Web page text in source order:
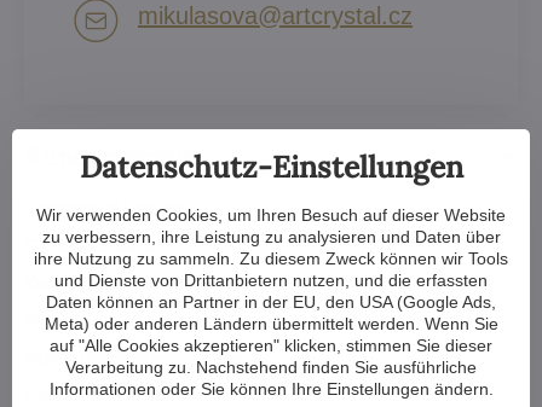
Kundenservice
Kostenloser Versand
Garantie 5 Jahre
Kundenfeedback
Fragen - FAQ
AGB - Handelsbedingungen
Datenschutz - GDPR
mikulasova​@artcrystal​.cz
Datenschutz-Einstellungen
Wir verwenden Cookies, um Ihren Besuch auf dieser Website
zu verbessern, ihre Leistung zu analysieren und Daten über
ihre Nutzung zu sammeln. Zu diesem Zweck können wir Tools
und Dienste von Drittanbietern nutzen, und die erfassten
Daten können an Partner in der EU, den USA (Google Ads,
Meta) oder anderen Ländern übermittelt werden. Wenn Sie
auf "Alle Cookies akzeptieren" klicken, stimmen Sie dieser
Verarbeitung zu. Nachstehend finden Sie ausführliche
Informationen oder Sie können Ihre Einstellungen ändern.